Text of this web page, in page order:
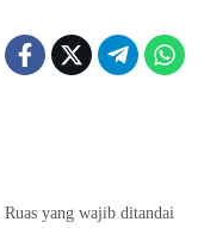
Ruas yang wajib ditandai